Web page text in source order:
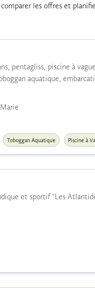
les offres et
pentagliss, piscine à
aquatique,
Toboggan Aquatique Piscine à
et sportif "Les